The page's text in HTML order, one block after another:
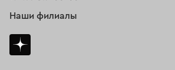
Наши филиалы